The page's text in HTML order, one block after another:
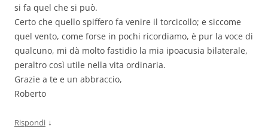
si fa quel che si può.
Certo che quello spiffero fa venire il torcicollo; e siccome
quel vento, come forse in pochi ricordiamo, è pur la voce di
qualcuno, mi dà molto fastidio la mia ipoacusia bilaterale,
peraltro così utile nella vita ordinaria.
Grazie a te e un abbraccio,
Roberto
Rispondi ↓